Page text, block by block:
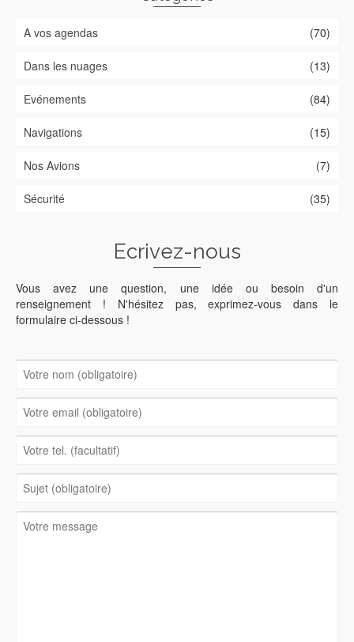
A vos agendas (70)
Dans les nuages (13)
Evénements (84)
Navigations (15)
Nos Avions (7)
Sécurité (35)
Ecrivez-nous
Vous avez une question, une idée ou besoin d'un
renseignement ! N'hésitez pas, exprimez-vous dans le
formulaire ci-dessous !